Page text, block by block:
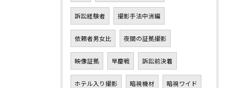
訴訟経験者 撮影手法中洲編
依頼者男女比 夜間の証拠撮影
映像証拠 早慶戦 訴訟前決着
ホテル入り撮影 暗視機材 暗視ワイド